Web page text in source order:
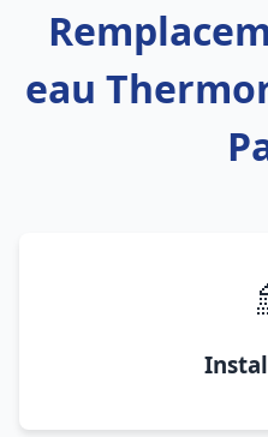
eau